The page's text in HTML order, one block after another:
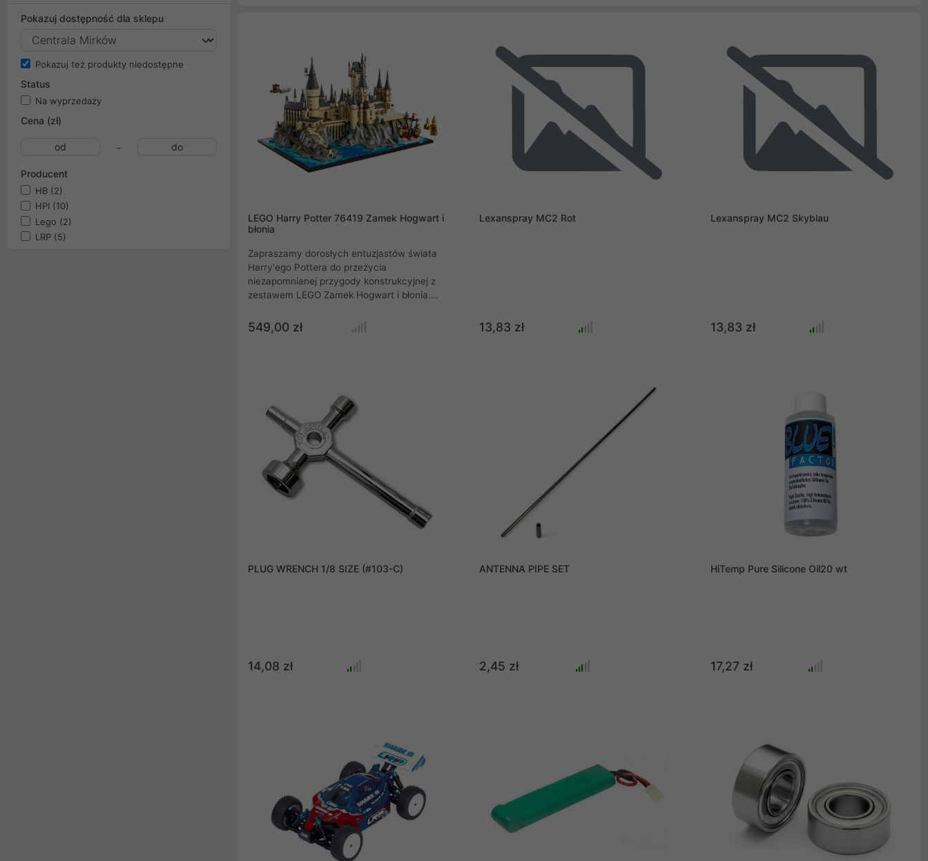
Pokazuj dostępność dla sklepu
Pokazuj też produkty niedostępne
Status
Na wyprzedaży
Cena (zł)
-
Producent
HB (2)
HPI (10)
Lego (2)
LRP (5)
LEGO Harry Potter 76419 Zamek Hogwart i
błonia
Zapraszamy dorosłych entuzjastów świata
Harry'ego Pottera do przeżycia
niezapomnianej przygody konstrukcyjnej z
zestawem LEGO Zamek Hogwart i błonia.
składający się z 2660 elementów, pozwala
na precyzyjne odtworzenie ikonicznej Szkoły
Jeziorze Hogwartu i Forda Anglię w Bijącej
Wierzbie. Stwórz imponujący eksponat, który
jest hołdem dla jednej z najukochańszych
sag wszech czasów.
549,00 zł
Lexanspray MC2 Rot
13,83 zł
Lexanspray MC2 Skyblau
13,83 zł
PLUG WRENCH 1/8 SIZE (#103-C)
14,08 zł
ANTENNA PIPE SET
2,45 zł
HiTemp Pure Silicone Oil20 wt
17,27 zł